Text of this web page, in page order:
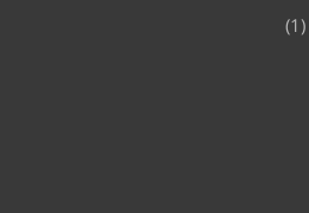
(1)